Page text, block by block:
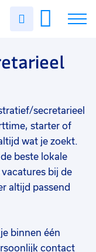
Uren
secretarieel
starter of
wat je zoekt.
beste lokale
bij de
altijd passend
binnen één
contact